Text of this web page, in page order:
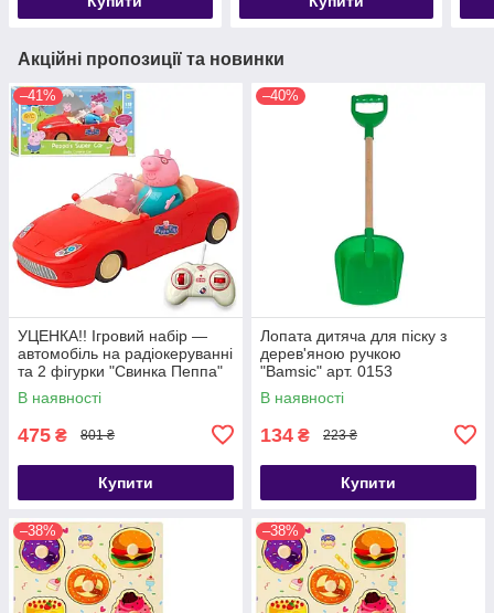
Акційні пропозиції та новинки
–41%
УЦЕНКА!! Ігровий набір —
автомобіль на радіокеруванні
та 2 фігурки "Свинка Пеппа"
(Peppa Pig) арт. 000-1
В наявності
475 ₴ 801 ₴
Купити
–40%
Лопата дитяча для піску з
дерев'яною ручкою
"Bamsic" арт. 0153
В наявності
134 ₴ 223 ₴
Купити
–38% –38%